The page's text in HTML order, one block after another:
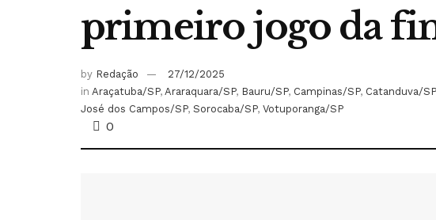
primeiro jogo da
by Redação
27/12/2025
in Araçatuba/SP, Araraquara/SP, Bauru/SP, Campinas/SP, Catanduva/SP
José dos Campos/SP, Sorocaba/SP, Votuporanga/SP
0